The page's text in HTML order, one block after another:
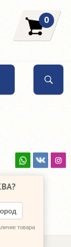
0
?
товара
Fe